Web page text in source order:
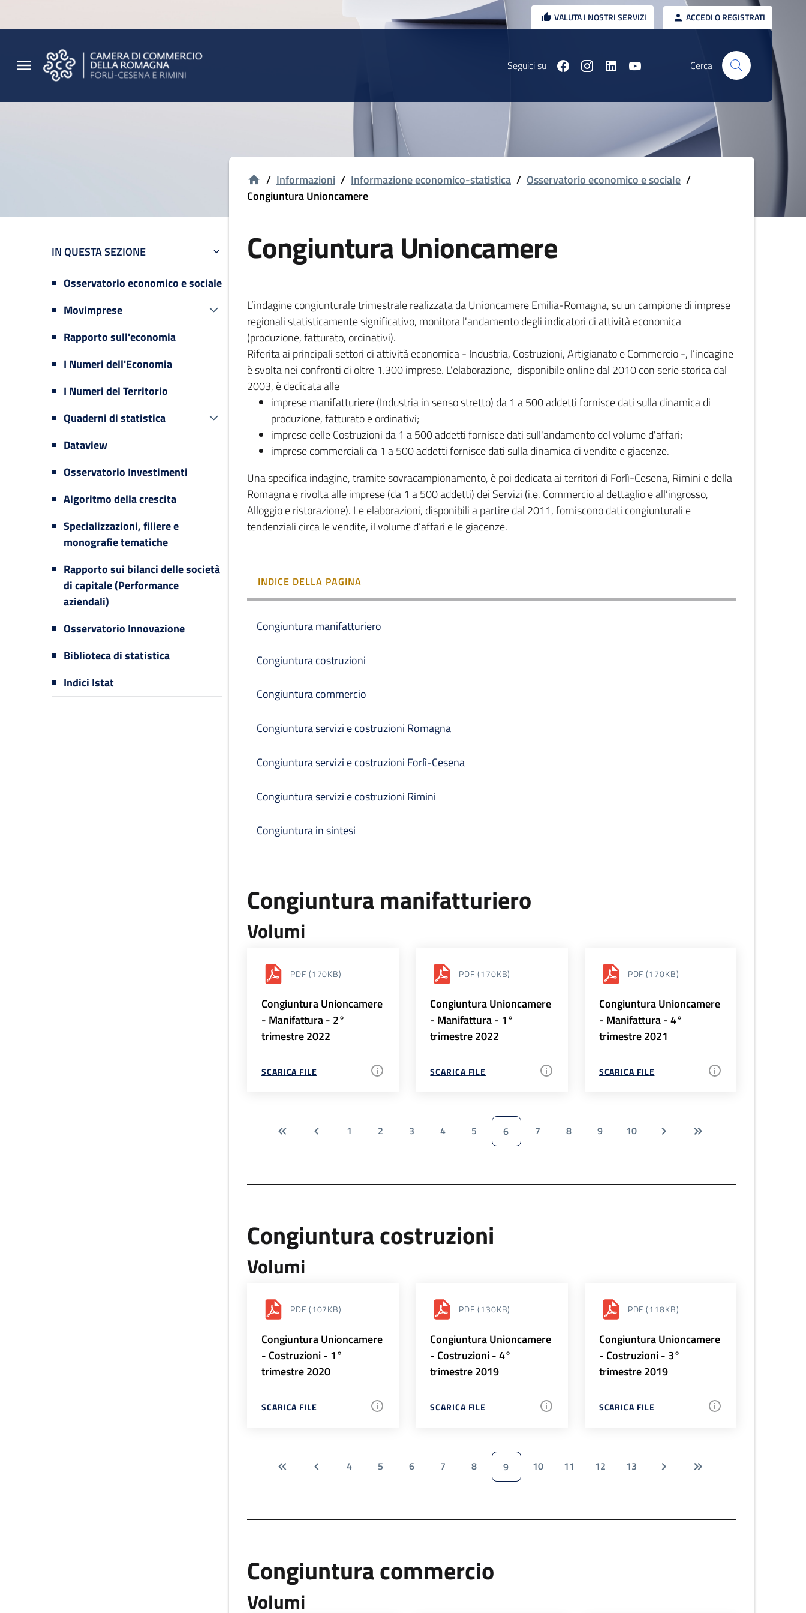
VALUTA I NOSTRI SERVIZI ACCEDI O REGISTRATI
Seguici su Cerca
IN QUESTA SEZIONE
Osservatorio economico e sociale
Movimprese
Rapporto sull'economia
I Numeri dell'Economia
I Numeri del Territorio
Quaderni di statistica
Dataview
Osservatorio Investimenti
Algoritmo della crescita
Specializzazioni, filiere e
monografie tematiche
Rapporto sui bilanci delle società
di capitale (Performance
aziendali)
Osservatorio Innovazione
Biblioteca di statistica
Indici Istat
/ Informazioni / Informazione economico-statistica / Osservatorio economico e sociale /
Congiuntura Unioncamere
Congiuntura Unioncamere
L’indagine congiunturale trimestrale realizzata da Unioncamere Emilia-Romagna, su un campione di imprese
regionali statisticamente significativo, monitora l'andamento degli indicatori di attività economica
(produzione, fatturato, ordinativi).
Riferita ai principali settori di attività economica - Industria, Costruzioni, Artigianato e Commercio -, l’indagine
è svolta nei confronti di oltre 1.300 imprese. L'elaborazione, disponibile online dal 2010 con serie storica dal
2003, è dedicata alle
imprese manifatturiere (Industria in senso stretto) da 1 a 500 addetti fornisce dati sulla dinamica di
produzione, fatturato e ordinativi;
imprese delle Costruzioni da 1 a 500 addetti fornisce dati sull'andamento del volume d'affari;
imprese commerciali da 1 a 500 addetti fornisce dati sulla dinamica di vendite e giacenze.
Una specifica indagine, tramite sovracampionamento, è poi dedicata ai territori di Forlì-Cesena, Rimini e della
Romagna e rivolta alle imprese (da 1 a 500 addetti) dei Servizi (i.e. Commercio al dettaglio e all’ingrosso,
Alloggio e ristorazione). Le elaborazioni, disponibili a partire dal 2011, forniscono dati congiunturali e
tendenziali circa le vendite, il volume d’affari e le giacenze.
INDICE DELLA PAGINA
Congiuntura manifatturiero
Congiuntura costruzioni
Congiuntura commercio
Congiuntura servizi e costruzioni Romagna
Congiuntura servizi e costruzioni Forlì-Cesena
Congiuntura servizi e costruzioni Rimini
Congiuntura in sintesi
Congiuntura manifatturiero
Volumi
PDF (170KB)
Congiuntura Unioncamere
- Manifattura - 2°
trimestre 2022
SCARICA FILE
PDF (170KB)
Congiuntura Unioncamere
- Manifattura - 1°
trimestre 2022
SCARICA FILE
PDF (170KB)
Congiuntura Unioncamere
- Manifattura - 4°
trimestre 2021
SCARICA FILE
1 2 3 4 5 6 7 8 9 10
Congiuntura costruzioni
Volumi
PDF (107KB)
Congiuntura Unioncamere
- Costruzioni - 1°
trimestre 2020
SCARICA FILE
PDF (130KB)
Congiuntura Unioncamere
- Costruzioni - 4°
trimestre 2019
SCARICA FILE
PDF (118KB)
Congiuntura Unioncamere
- Costruzioni - 3°
trimestre 2019
SCARICA FILE
4 5 6 7 8 9 10 11 12 13
Congiuntura commercio
Volumi